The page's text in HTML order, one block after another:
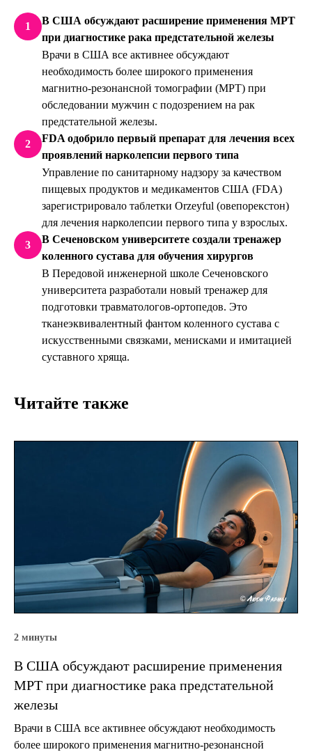
1
В США обсуждают расширение применения МРТ
при диагностике рака предстательной железы
Врачи в США все активнее обсуждают
необходимость более широкого применения
магнитно-резонансной томографии (МРТ) при
обследовании мужчин с подозрением на рак
предстательной железы.
2
FDA одобрило первый препарат для лечения всех
проявлений нарколепсии первого типа
Управление по санитарному надзору за качеством
пищевых продуктов и медикаментов США (FDA)
зарегистрировало таблетки Orzeyful (овепорекстон)
для лечения нарколепсии первого типа у взрослых.
3
В Сеченовском университете создали тренажер
коленного сустава для обучения хирургов
В Передовой инженерной школе Сеченовского
университета разработали новый тренажер для
подготовки травматологов-ортопедов. Это
тканеэквивалентный фантом коленного сустава с
искусственными связками, менисками и имитацией
суставного хряща.
Читайте также
2 минуты
В США обсуждают расширение применения
МРТ при диагностике рака предстательной
железы
Врачи в США все активнее обсуждают необходимость
более широкого применения магнитно-резонансной